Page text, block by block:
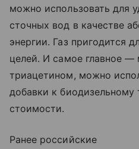
можно использовать для
сточных вод в качестве
энергии. Газ пригодится
целей. И самое главное —
триацетином, можно
добавки к
стоимости.
Ранее российские